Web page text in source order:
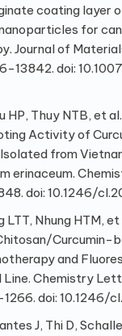
coating layer
for
Journal of
13842. doi:
HP, Thuy NTB, et
Activity of
from
erinaceum.
doi: 10.1246/
LTT, Nhung HTM, et
Curcumin-
and
Line. Chemistry
doi: 10.1246/
J, Thi D,